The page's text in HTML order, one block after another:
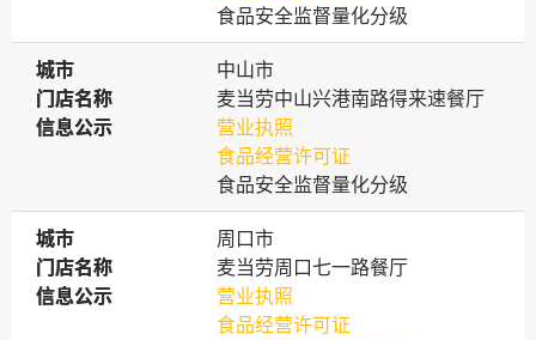
食品安全监督量化分级
城市
城市
中山市
门店名称
门店名称
麦当劳中山兴港南路得来速餐厅
信息公示
信息公示
营业执照
食品经营许可证
食品安全监督量化分级
城市
城市
周口市
门店名称
门店名称
麦当劳周口七一路餐厅
信息公示
信息公示
营业执照
食品经营许可证